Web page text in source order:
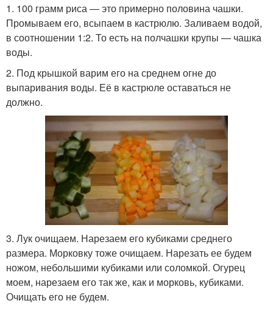
1. 100 грамм риса — это примерно половина чашки.
Промываем его, всыпаем в кастрюлю. Заливаем водой,
в соотношении 1:2. То есть на полчашки крупы — чашка
воды.
2. Под крышкой варим его на среднем огне до
выпаривания воды. Её в кастрюле оставаться не
должно.
3. Лук очищаем. Нарезаем его кубиками среднего
размера. Морковку тоже очищаем. Нарезать ее будем
ножом, небольшими кубиками или соломкой. Огурец
моем, нарезаем его так же, как и морковь, кубиками.
Очищать его не будем.